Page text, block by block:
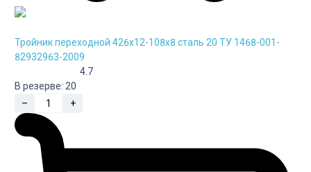
Тройник переходной 426х12-108х8 сталь 20 ТУ 1468-001-
82932963-2009
4.7
В резерве: 20
–
+